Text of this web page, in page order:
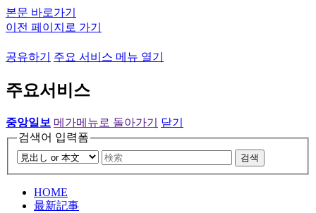
본문 바로가기
이전 페이지로 가기
공유하기 주요 서비스 메뉴 열기
주요서비스
중앙일보 메가메뉴로 돌아가기
닫기
검색어 입력폼
검색
HOME
最新記事